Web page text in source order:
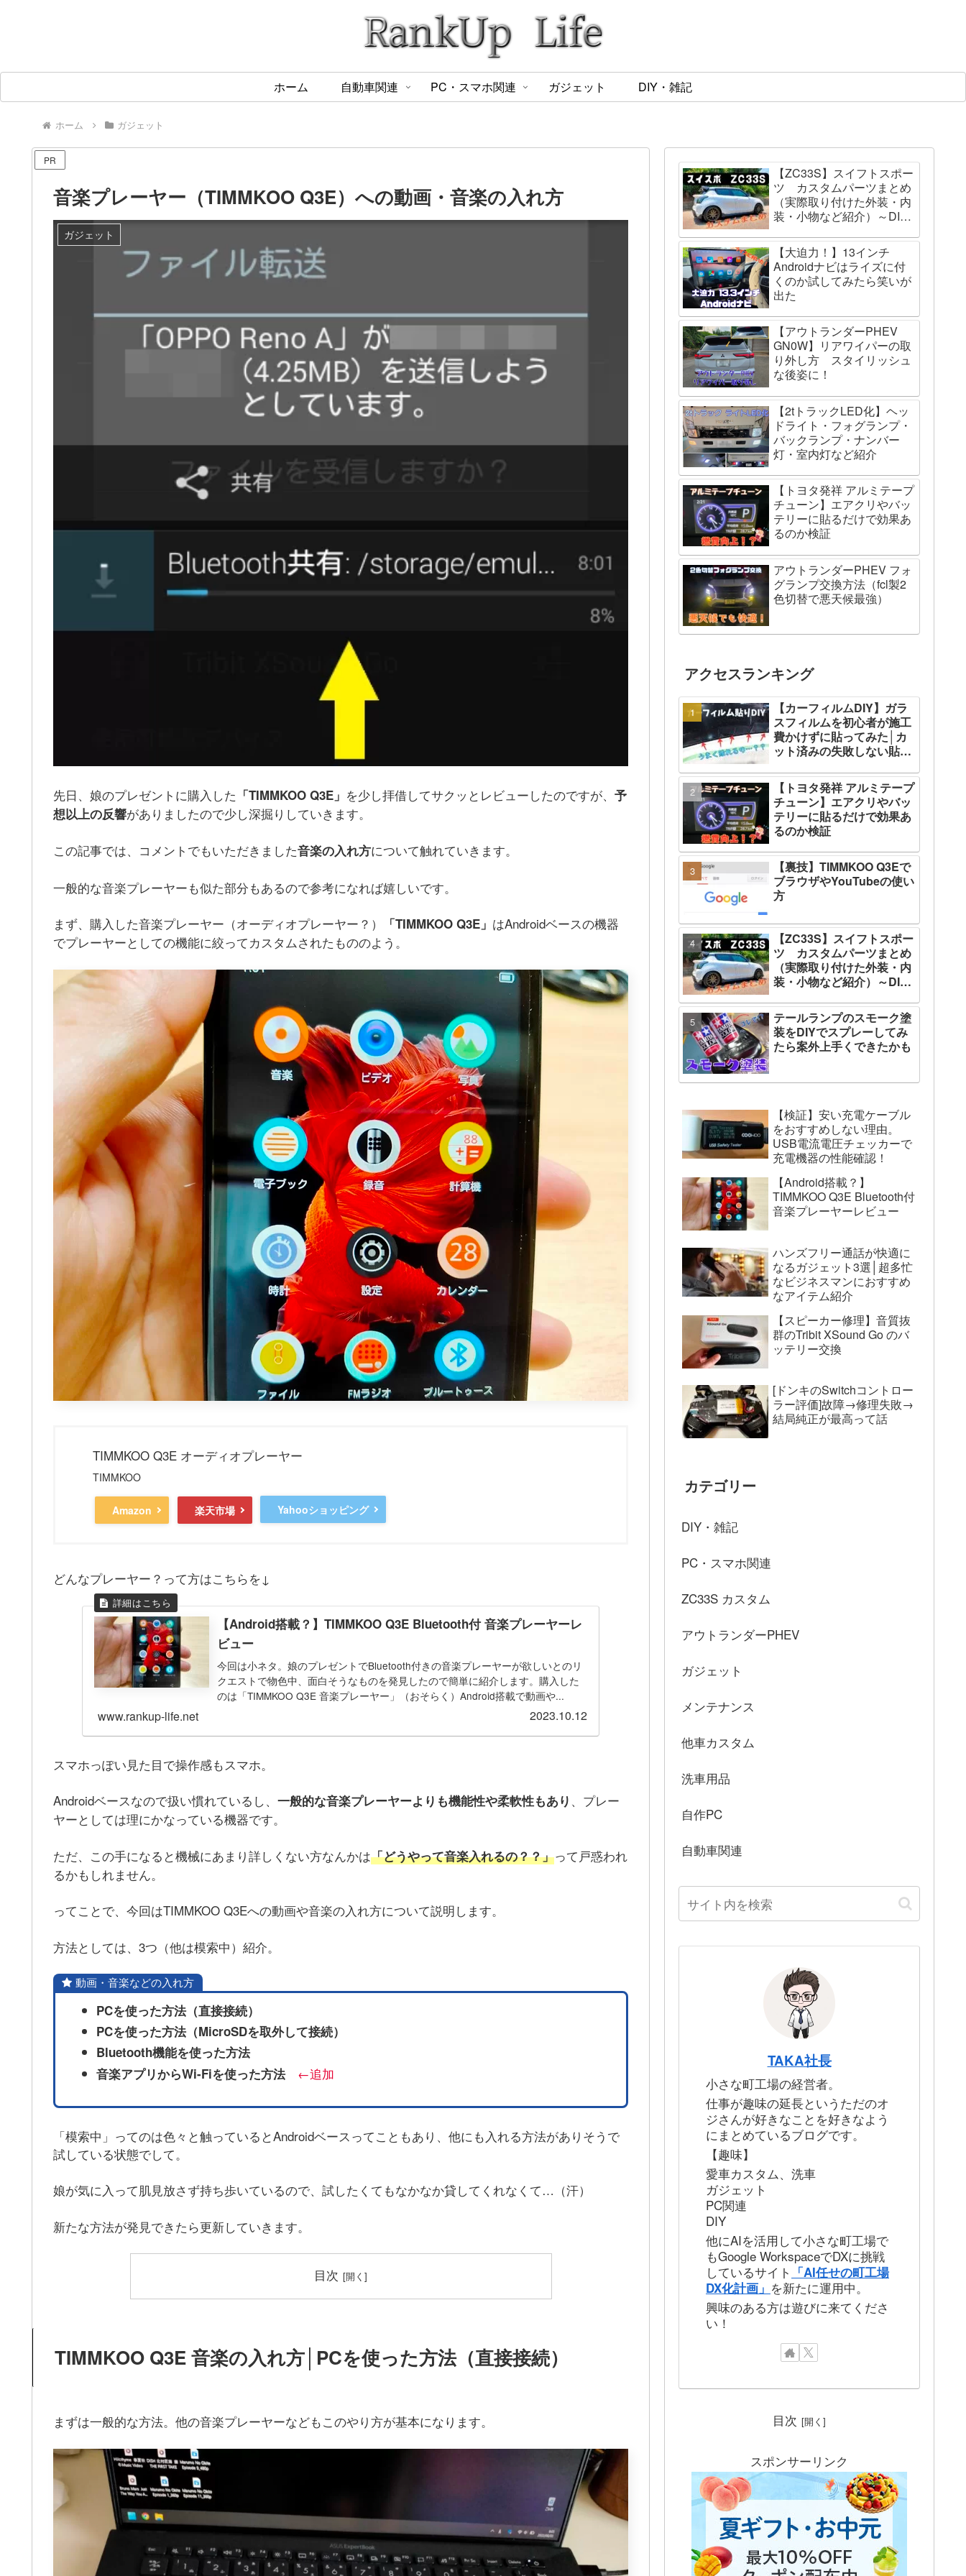
ホーム 自動車関連 PC・スマホ関連 ガジェット DIY・雑記
ホーム ガジェット
PR
音楽プレーヤー（TIMMKOO ‎Q3E）への動画・音楽の入れ方
ガジェット
先日、娘のプレゼントに購入した 「TIMMKOO ‎Q3E」 を少し拝借してサクッとレビューしたのですが、 予
想以上の反響がありましたので少し深掘りしていきます。
この記事では、コメントでもいただきました音楽の入れ方について触れていきます。
一般的な音楽プレーヤーも似た部分もあるので参考になれば嬉しいです。
まず、購入した音楽プレーヤー（オーディオプレーヤー？） 「TIMMKOO ‎Q3E」 はAndroidベースの機器
でプレーヤーとしての機能に絞ってカスタムされたもののよう。
TIMMKOO ‎Q3E オーディオプレーヤー
TIMMKOO
Amazon 楽天市場 Yahooショッピング
どんなプレーヤー？って方はこちらを↓
【Android搭載？】TIMMKOO ‎Q3E Bluetooth付 音楽プレーヤーレ
ビュー
今回は小ネタ。娘のプレゼントでBluetooth付きの音楽プレーヤーが欲しいとのリ
クエストで物色中、面白そうなものを発見したので簡単に紹介します。購入した
のは「TIMMKOO ‎Q3E 音楽プレーヤー」（おそらく）Android搭載で動画や...
www.rankup-life.net 2023.10.12
スマホっぽい見た目で操作感もスマホ。
Androidベースなので扱い慣れているし、 一般的な音楽プレーヤーよりも機能性や柔軟性もあり 、プレー
ヤーとしては理にかなっている機器です。
ただ、この手になると機械にあまり詳しくない方なんかは「どうやって音楽入れるの？？」って戸惑われ
るかもしれません。
ってことで、今回はTIMMKOO ‎Q3Eへの動画や音楽の入れ方について説明します。
方法としては、3つ（他は模索中）紹介。
動画・音楽などの入れ方
PCを使った方法（直接接続）
PCを使った方法（MicroSDを取外して接続）
Bluetooth機能を使った方法
音楽アプリからWi-Fiを使った方法
←追加
「模索中」ってのは色々と触っているとAndroidベースってこともあり、他にも入れる方法がありそうで
試している状態でして。
娘が気に入って肌見放さず持ち歩いているので、試したくてもなかなか貸してくれなくて…（汗）
新たな方法が発見できたら更新していきます。
目次
TIMMKOO ‎Q3E 音楽の入れ方│PCを使った方法（直接接続）
まずは一般的な方法。他の音楽プレーヤーなどもこのやり方が基本になります。
【ZC33S】スイフトスポー
ツ カスタムパーツまとめ
（実際取り付けた外装・内
装・小物など紹介）～DIY
【大迫力！】13インチ
Androidナビはライズに付
くのか試してみたら笑いが
出た
【アウトランダーPHEV
GN0W】リアワイパーの取
り外し方 スタイリッシュ
な後姿に！
【2tトラックLED化】ヘッ
ドライト・フォグランプ・
バックランプ・ナンバー
灯・室内灯など紹介
【トヨタ発祥 アルミテープ
チューン】エアクリやバッ
テリーに貼るだけで効果あ
るのか検証
アウトランダーPHEV フォ
グランプ交換方法（fcl製2
色切替で悪天候最強）
アクセスランキング
【カーフィルムDIY】ガラ
スフィルムを初心者が施工
費かけずに貼ってみた│カ
ット済みの失敗しない貼り
【トヨタ発祥 アルミテープ
チューン】エアクリやバッ
テリーに貼るだけで効果あ
るのか検証
【裏技】TIMMKOO ‎Q3Eで
ブラウザやYouTubeの使い
方
【ZC33S】スイフトスポー
ツ カスタムパーツまとめ
（実際取り付けた外装・内
装・小物など紹介）～DIY
テールランプのスモーク塗
装をDIYでスプレーしてみ
たら案外上手くできたかも
【検証】安い充電ケーブル
をおすすめしない理由。
USB電流電圧チェッカーで
充電機器の性能確認！
【Android搭載？】
TIMMKOO ‎Q3E Bluetooth付
音楽プレーヤーレビュー
ハンズフリー通話が快適に
なるガジェット3選│超多忙
なビジネスマンにおすすめ
なアイテム紹介
【スピーカー修理】音質抜
群のTribit XSound Go のバ
ッテリー交換
[ドンキのSwitchコントロー
ラー評価]故障→修理失敗→
結局純正が最高って話
カテゴリー
DIY・雑記
PC・スマホ関連
ZC33S カスタム
アウトランダーPHEV
ガジェット
メンテナンス
他車カスタム
洗車用品
自作PC
自動車関連
TAKA社長
小さな町工場の経営者。
仕事が趣味の延長というただのオ
ジさんが好きなことを好きなよう
にまとめているブログです。
【趣味】
愛車カスタム、洗車
ガジェット
PC関連
DIY
他にAIを活用して小さな町工場で
もGoogle WorkspaceでDXに挑戦
しているサイト 「AI任せの町工場
DX化計画」 を新たに運用中。
興味のある方は遊びに来てくださ
い！
目次
スポンサーリンク